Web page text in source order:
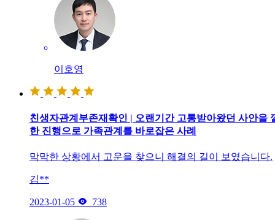
이호영
친생자관계부존재확인 | 오랜기간 고통받아왔던 사안을
한 진행으로 가족관계를 바로잡은 사례
막막한 상황에서 고운을 찾으니 해결의 길이 보였습니다.
김**
2023-01-05  738